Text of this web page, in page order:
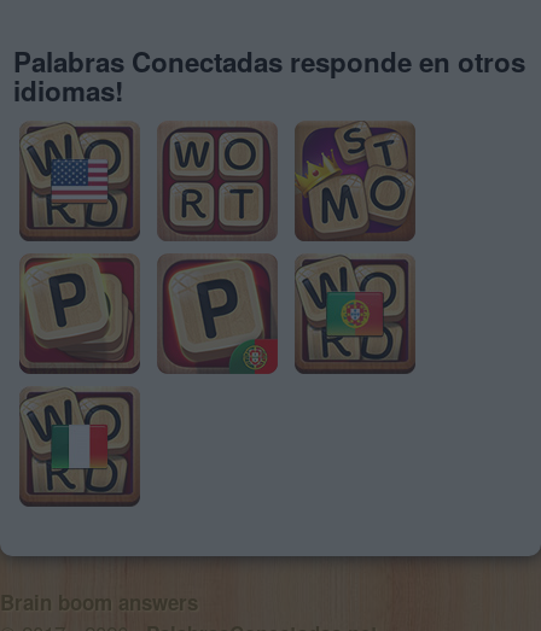
Palabras Conectadas responde en otros
idiomas!
Brain boom answers